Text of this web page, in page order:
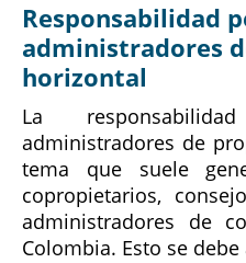
Responsabilidad
administradores
horizontal
La
administradores de
tema que suele
copropietarios,
administradores de
Colombia. Esto se